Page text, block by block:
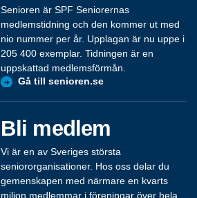
Senioren är SPF Seniorernas
medlemstidning och den kommer ut med
nio nummer per år. Upplagan är nu uppe i
205 400 exemplar. Tidningen är en
uppskattad medlemsförmån.
Gå till senioren.se
Bli medlem
Vi är en av Sveriges största
seniororganisationer. Hos oss delar du
gemenskapen med närmare en kvarts
miljon medlemmar i föreningar över hela